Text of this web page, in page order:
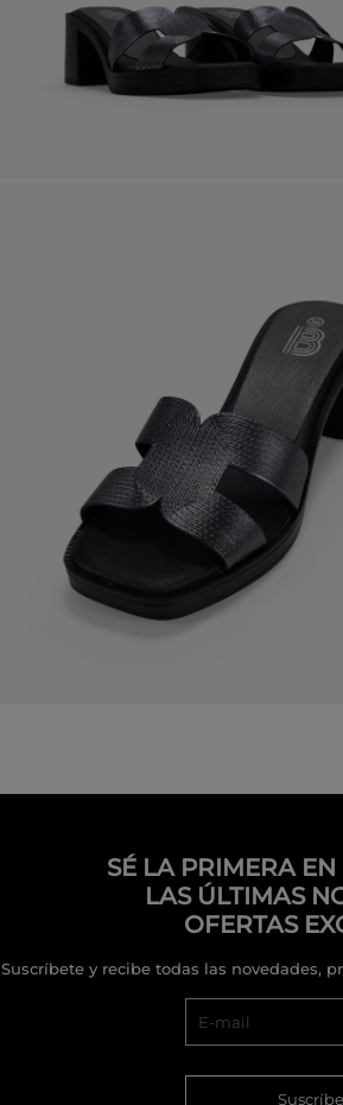
SÉ LA PRIMERA
LAS ÚLTIMAS
OFERTAS
Suscríbete y recibe todas las novedades,